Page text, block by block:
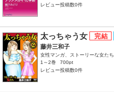
レビュー投稿数0件
太っちゃう女
藤井三和子
女性マンガ、ストーリーな女たち
1～2巻
700pt
レビュー投稿数0件